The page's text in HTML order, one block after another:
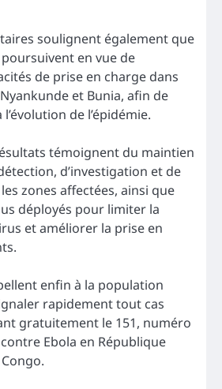
soulignent également que
en vue de
de prise en charge dans
et Bunia, afin de
de l’épidémie.
témoignent du maintien
d’investigation et de
zones affectées, ainsi que
déployés pour limiter la
et améliorer la prise en
enfin à la population
rapidement tout cas
gratuitement le 151, numéro
Ebola en République